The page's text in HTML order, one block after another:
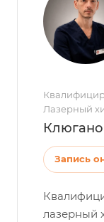
Лазерный
Запись
лазерный